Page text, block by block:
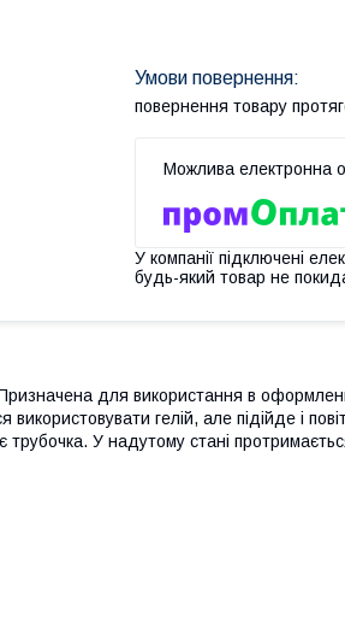
повернення товару
У компанії підключені
будь-який товар не
для використання в
використовувати гелій, але підійде і
У надутому стані